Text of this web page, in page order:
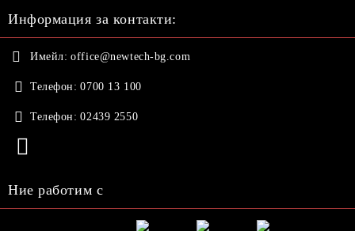
Информация за контакти:
Имейл: office@newtech-bg.com
Телефон: 0700 13 100
Телефон: 02439 2550
Ние работим с